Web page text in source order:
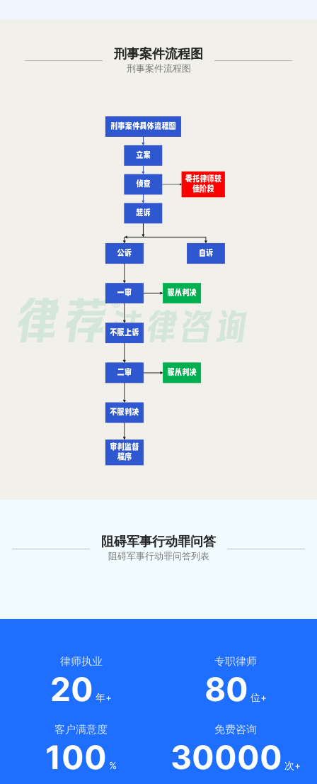
刑事案件流程图
刑事案件流程图
阻碍军事行动罪问答
阻碍军事行动罪问答列表
律师执业
20 年+
专职律师
80 位+
客户满意度
100 %
免费咨询
30000 次+